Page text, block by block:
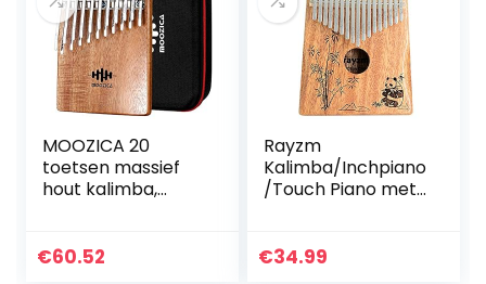
MOOZICA 20
toetsen massief
hout kalimba,
professionele
€60.52
Rayzm
Kalimba/Inchpiano
/Touch Piano met
draagbaar
€34.99